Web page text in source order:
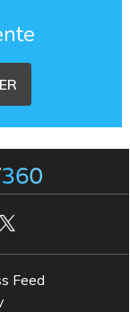
Feed